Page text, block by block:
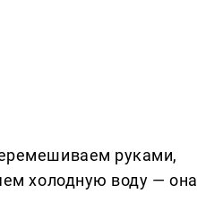
руками,
холодную воду — она